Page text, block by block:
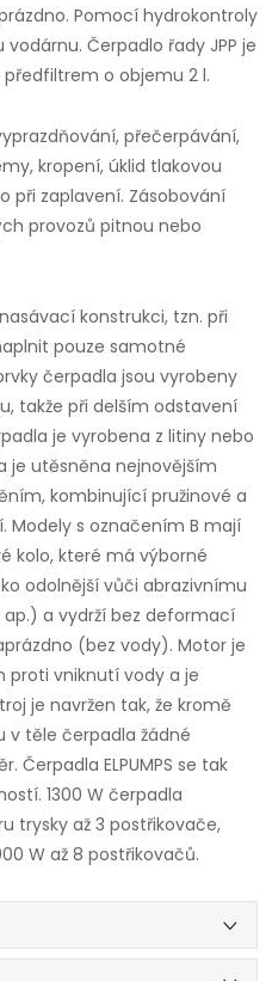
Pomocí hydrokontroly
Čerpadlo řady JPP je
o objemu 2 l.
přečerpávání,
kropení, úklid tlakovou
při zaplavení. Zásobování
provozů pitnou nebo
konstrukci, tzn. při
pouze samotné
čerpadla jsou vyrobeny
takže při delším odstavení
je vyrobena z litiny nebo
je utěsněna nejnovějším
kombinující pružinové a
s označením B mají
kolo, které má výborné
odolnější vůči abrazivnímu
a vydrží bez deformací
(bez vody). Motor je
proti vniknutí vody a je
je navržen tak, že kromě
v těle čerpadla žádné
Čerpadla ELPUMPS se tak
1300 W čerpadla
trysky až 3 postřikovače,
W až 8 postřikovačů.